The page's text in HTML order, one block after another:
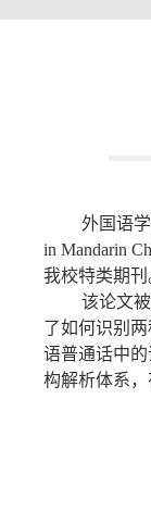
外国语学
in Mandarin
我校特类期刊
该论文
了如何识别
语普通话中
构解析体系